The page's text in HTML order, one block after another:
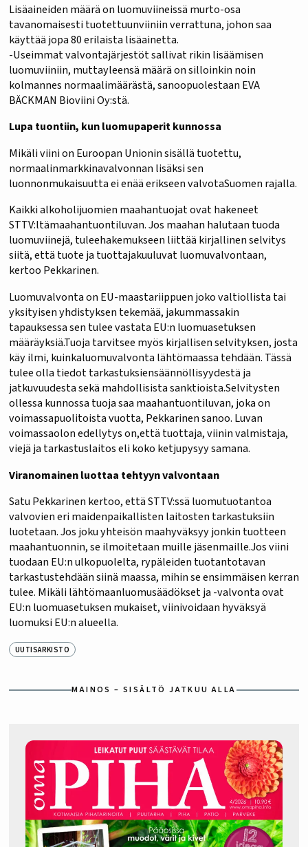
Lisäaineiden määrä on luomuviineissä murto-osa
tavanomaisesti tuotettuunviiniin verrattuna, johon saa
käyttää jopa 80 erilaista lisäainetta.
-Useimmat valvontajärjestöt sallivat rikin lisäämisen
luomuviiniin, muttayleensä määrä on silloinkin noin
kolmannes normaalimäärästä, sanoopuolestaan EVA
BÄCKMAN Bioviini Oy:stä.
Lupa tuontiin, kun luomupaperit kunnossa
Mikäli viini on Euroopan Unionin sisällä tuotettu,
normaalinmarkkinavalvonnan lisäksi sen
luonnonmukaisuutta ei enää erikseen valvotaSuomen rajalla.
Kaikki alkoholijuomien maahantuojat ovat hakeneet
STTV:ltämaahantuontiluvan. Jos maahan halutaan tuoda
luomuviinejä, tuleehakemukseen liittää kirjallinen selvitys
siitä, että tuote ja tuottajakuuluvat luomuvalvontaan,
kertoo Pekkarinen.
Luomuvalvonta on EU-maastariippuen joko valtiollista tai
yksityisen yhdistyksen tekemää, jakummassakin
tapauksessa sen tulee vastata EU:n luomuasetuksen
määräyksiä.Tuoja tarvitsee myös kirjallisen selvityksen, josta
käy ilmi, kuinkaluomuvalvonta lähtömaassa tehdään. Tässä
tulee olla tiedot tarkastuksiensäännöllisyydestä ja
jatkuvuudesta sekä mahdollisista sanktioista.Selvitysten
ollessa kunnossa tuoja saa maahantuontiluvan, joka on
voimassapuolitoista vuotta, Pekkarinen sanoo. Luvan
voimassaolon edellytys on,että tuottaja, viinin valmistaja,
viejä ja tarkastuslaitos eli koko ketjupysyy samana.
Viranomainen luottaa tehtyyn valvontaan
Satu Pekkarinen kertoo, että STTV:ssä luomutuotantoa
valvovien eri maidenpaikallisten laitosten tarkastuksiin
luotetaan. Jos joku yhteisön maahyväksyy jonkin tuotteen
maahantuonnin, se ilmoitetaan muille jäsenmaille.Jos viini
tuodaan EU:n ulkopuolelta, rypäleiden tuotantotavan
tarkastustehdään siinä maassa, mihin se ensimmäisen kerran
tulee. Mikäli lähtömaanluomusäädökset ja -valvonta ovat
EU:n luomuasetuksen mukaiset, viinivoidaan hyväksyä
luomuksi EU:n alueella.
UUTISARKISTO
MAINOS – SISÄLTÖ JATKUU ALLA